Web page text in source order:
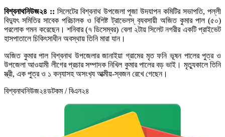
বিশ্বনাথনিউজ২৪ :: সিলেটের বিশ্বনাথ উপজেলা পূজা উদযাপন কমিটির সভাপতি, পল্লী
বিদ‌্যুৎ সমিতির সাবেক পরিচালক ও বিশিষ্ট ট্রাভেলস্ ব‌্যবসায়ী অজিত কুমার পাল (৫০)
পরলোক গমন করেছেন। শনিবার (৭ ডিসেম্বর) বেলা ২টায় সিলেট নগরীর একটি প্রাইভেট
হাসপাতালে চিকিৎসাধীন অবস্থায় তিনি মারা যান।
অজিত কুমার পাল বিশ্বনাথ উপজেলার জানাইয়া গ্রামের মৃত ফনি ভূষন পালের পুত্র ও
উপজেলা আওয়ামী লীগের প্রচার সম্পাদক নিখিল কুমার পালের বড় ভাই। মৃত‌্যুকালে তিনি
স্ত্রী, এক পুত্র ও ১ কন‌্যাসহ অসংখ‌্য আত্মীয়-স্বজন রেখে গেছেন।
বিশ্বনাথনিউজ২৪ডটকম / বিএন২৪